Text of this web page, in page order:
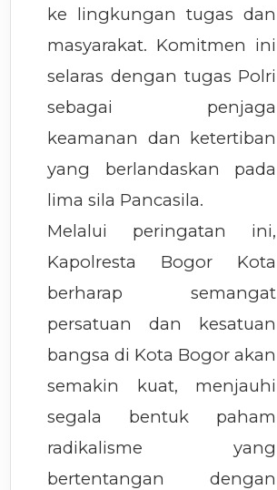
ke lingkungan tugas dan
masyarakat. Komitmen ini
selaras dengan tugas Polri
sebagai penjaga
keamanan dan ketertiban
yang berlandaskan pada
lima sila Pancasila.
Melalui peringatan ini,
Kapolresta Bogor Kota
berharap semangat
persatuan dan kesatuan
bangsa di Kota Bogor akan
semakin kuat, menjauhi
segala bentuk paham
radikalisme yang
bertentangan dengan